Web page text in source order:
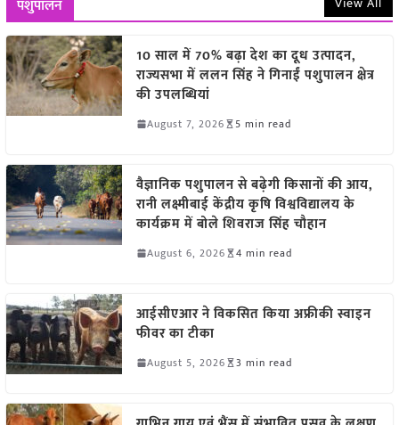
पशुपालन
10 साल में 70% बढ़ा देश का दूध उत्पादन,
राज्यसभा में ललन सिंह ने गिनाईं पशुपालन क्षेत्र
की उपलब्धियां
August 7, 2026 5 min read
वैज्ञानिक पशुपालन से बढ़ेगी किसानों की आय,
रानी लक्ष्मीबाई केंद्रीय कृषि विश्वविद्यालय के
कार्यक्रम में बोले शिवराज सिंह चौहान
August 6, 2026 4 min read
आईसीएआर ने विकसित किया अफ्रीकी स्वाइन
फीवर का टीका
August 5, 2026 3 min read